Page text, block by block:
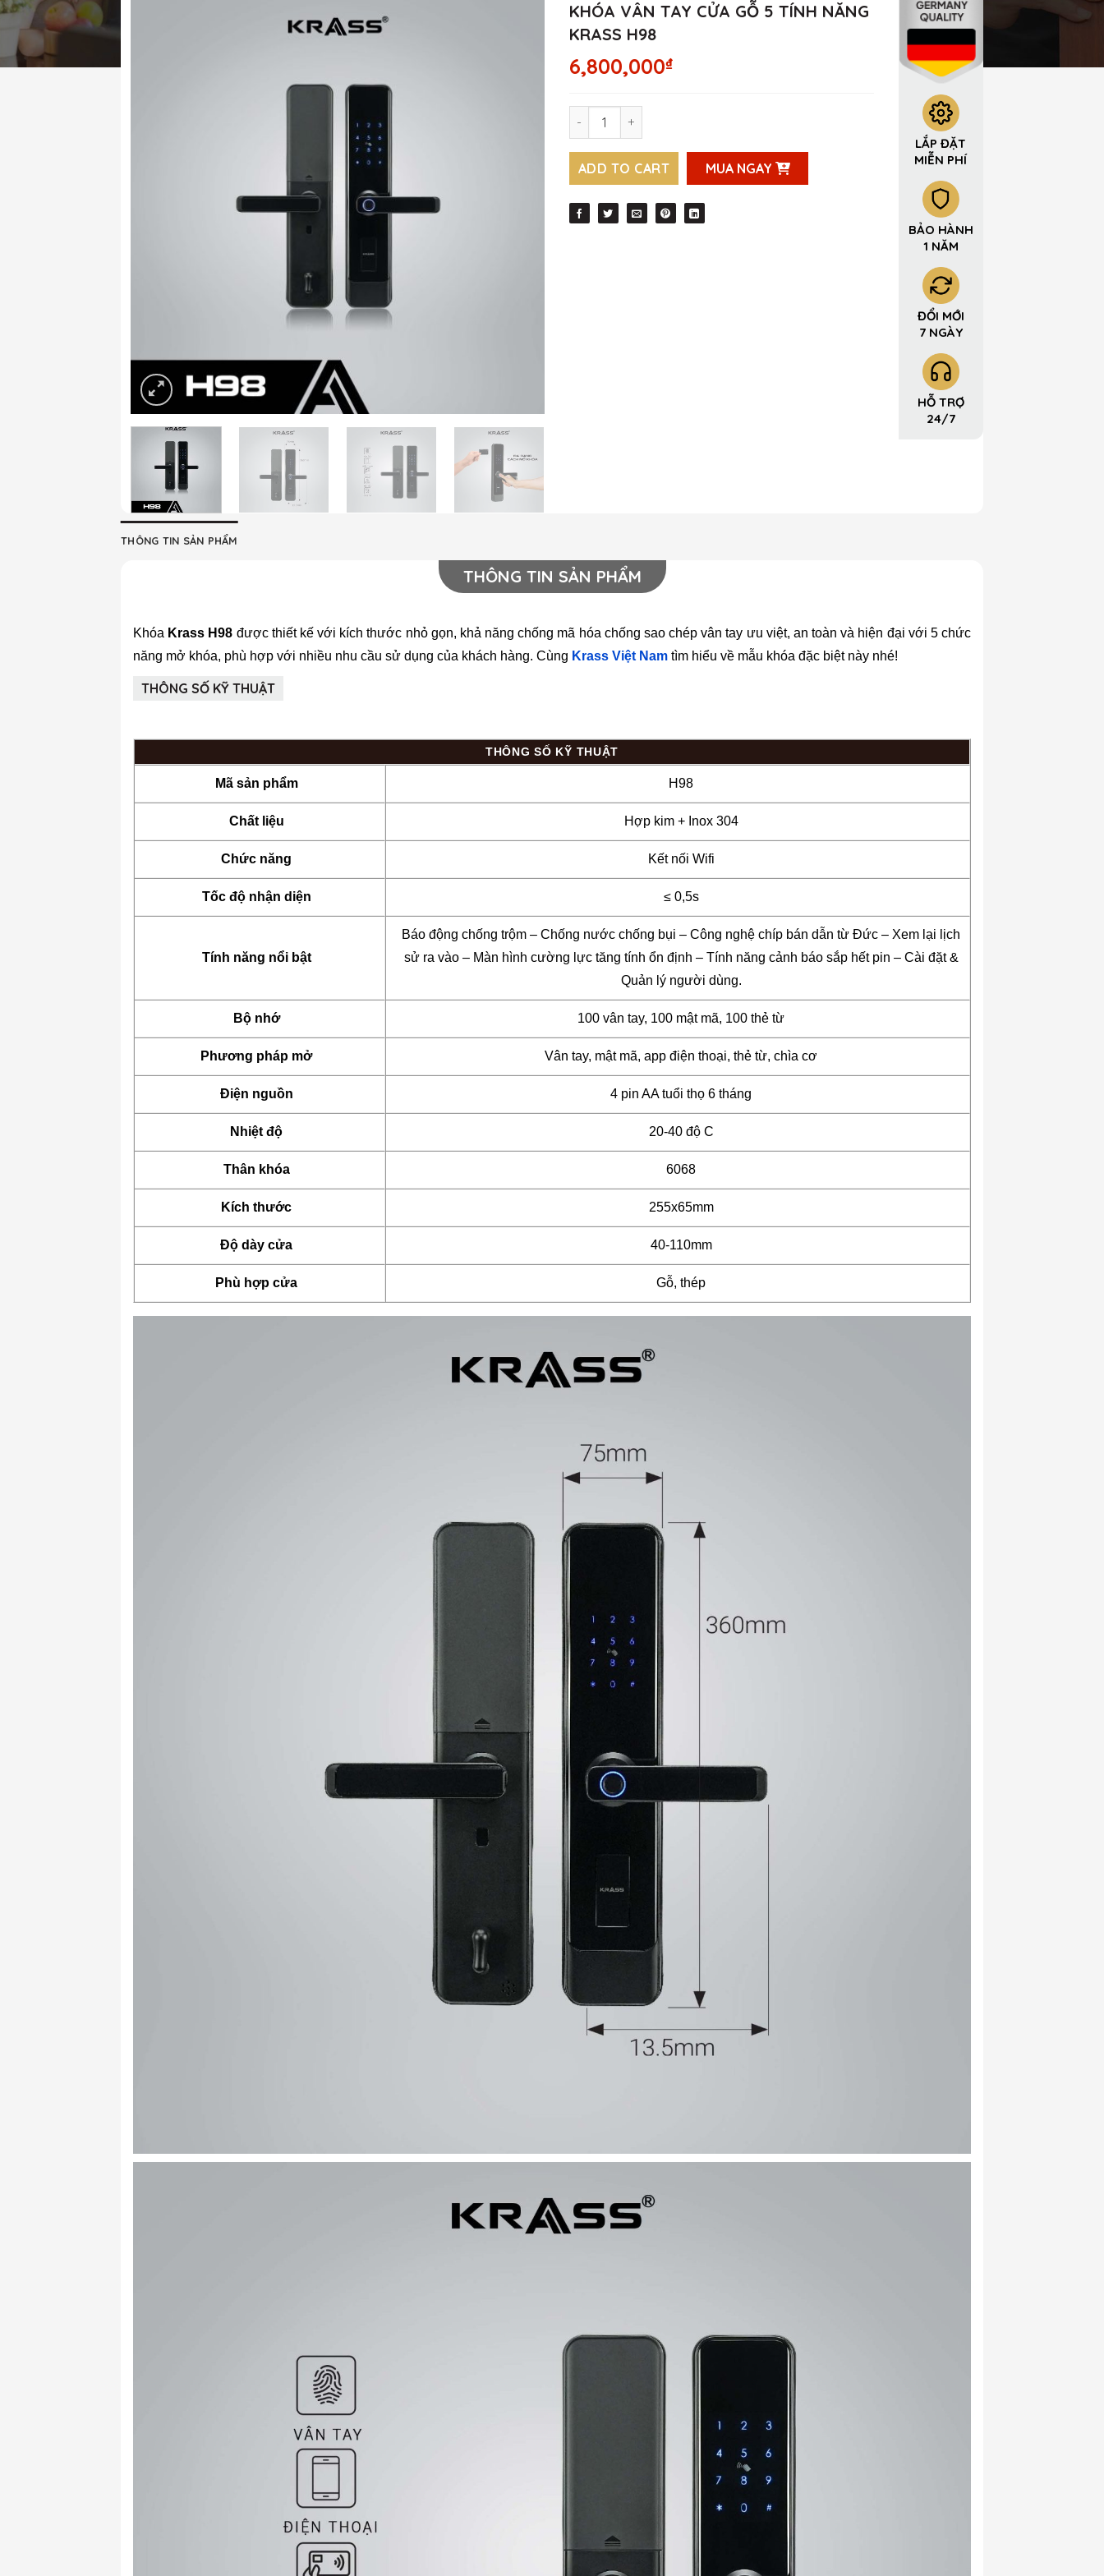
KHÓA VÂN TAY CỬA GỖ 5 TÍNH NĂNG
KRASS H98
6,800,000₫
Khóa vân tay cửa gỗ 5 tính năng Krass H98 quantity
ADD TO CART MUA NGAY
LẮP ĐẶT
MIỄN PHÍ
BẢO HÀNH
1 NĂM
ĐỔI MỚI
7 NGÀY
HỖ TRỢ
24/7
THÔNG TIN SẢN PHẨM
THÔNG TIN SẢN PHẨM
Khóa Krass H98 được thiết kế với kích thước nhỏ gọn, khả năng chống mã hóa chống sao chép vân tay ưu việt, an toàn và hiện đại với 5 chức
năng mở khóa, phù hợp với nhiều nhu cầu sử dụng của khách hàng. Cùng Krass Việt Nam tìm hiểu về mẫu khóa đặc biệt này nhé!
THÔNG SỐ KỸ THUẬT
THÔNG SỐ KỸ THUẬT
Mã sản phẩm H98
Chất liệu Hợp kim + Inox 304
Chức năng Kết nối Wifi
Tốc độ nhận diện ≤ 0,5s
Tính năng nổi bật
Báo động chống trộm – Chống nước chống bụi – Công nghệ chíp bán dẫn từ Đức – Xem lại lịch
sử ra vào – Màn hình cường lực tăng tính ổn định – Tính năng cảnh báo sắp hết pin – Cài đặt &
Quản lý người dùng.
Bộ nhớ 100 vân tay, 100 mật mã, 100 thẻ từ
Phương pháp mở Vân tay, mật mã, app điện thoại, thẻ từ, chìa cơ
Điện nguồn 4 pin AA tuổi thọ 6 tháng
Nhiệt độ 20-40 độ C
Thân khóa 6068
Kích thước 255x65mm
Độ dày cửa 40-110mm
Phù hợp cửa Gỗ, thép